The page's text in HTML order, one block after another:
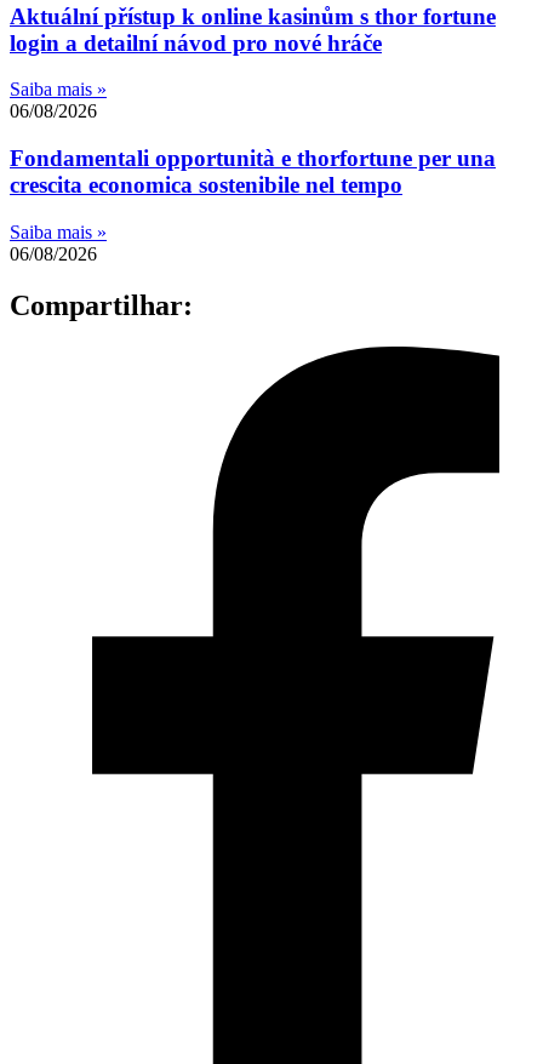
Aktuální přístup k online kasinům s thor fortune
login a detailní návod pro nové hráče
Saiba mais »
06/08/2026
Fondamentali opportunità e thorfortune per una
crescita economica sostenibile nel tempo
Saiba mais »
06/08/2026
Compartilhar: